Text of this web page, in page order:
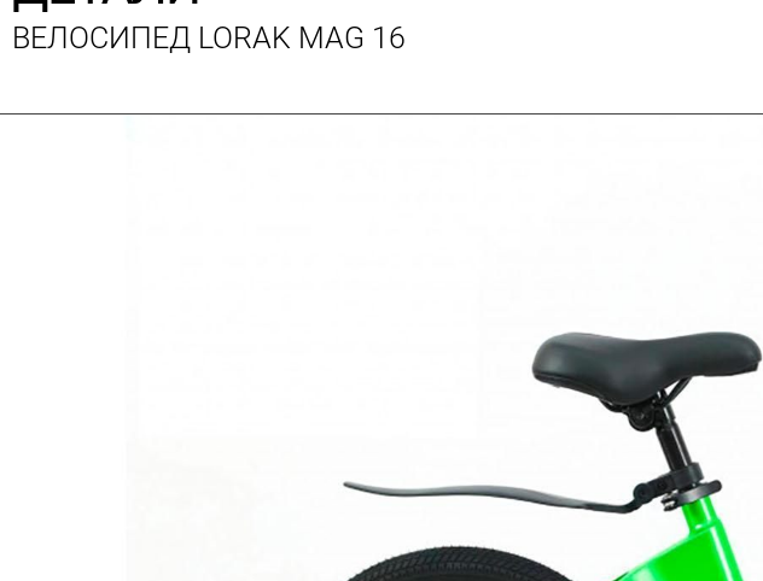
ВЕЛОСИПЕД LORAK MAG 16